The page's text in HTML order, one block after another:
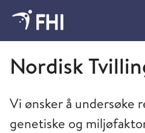
Folkehelseinstituttet
Nordisk
Vi ønsker å undersøke
genetiske og